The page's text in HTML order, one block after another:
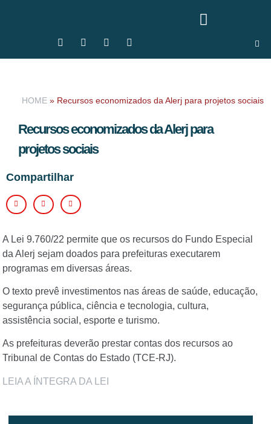
HOME » Recursos economizados da Alerj para projetos sociais
Recursos economizados da Alerj para
projetos sociais
Compartilhar
A Lei 9.760/22 permite que os recursos do Fundo Especial
da Alerj sejam doados para prefeituras executarem
programas em diversas áreas.
O texto prevê investimentos nas áreas de saúde, educação,
segurança pública, ciência e tecnologia, cultura,
assistência social, esporte e turismo.
As prefeituras deverão prestar contas dos recursos ao
Tribunal de Contas do Estado (TCE-RJ).
LEIA A ÍNTEGRA DA LEI